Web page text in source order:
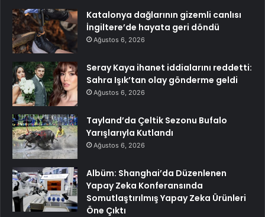
Katalonya dağlarının gizemli canlısı
İngiltere’de hayata geri döndü
Ağustos 6, 2026
Seray Kaya ihanet iddialarını reddetti:
Sahra Işık’tan olay gönderme geldi
Ağustos 6, 2026
Tayland’da Çeltik Sezonu Bufalo
Yarışlarıyla Kutlandı
Ağustos 6, 2026
Albüm: Shanghai’da Düzenlenen
Yapay Zeka Konferansında
Somutlaştırılmış Yapay Zeka Ürünleri
Öne Çıktı